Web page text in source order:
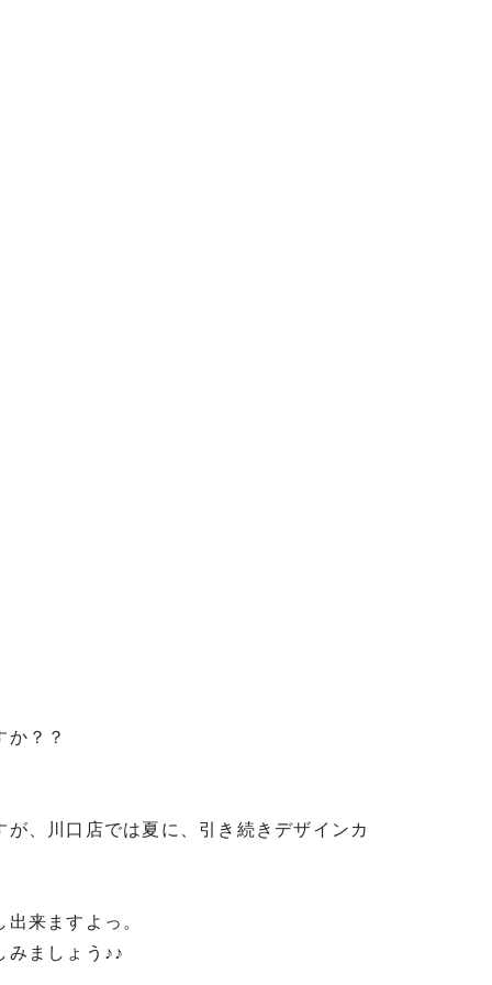
？？
、川口店では夏に、引き続きデザインカ
来ますよっ。
みましょう♪♪